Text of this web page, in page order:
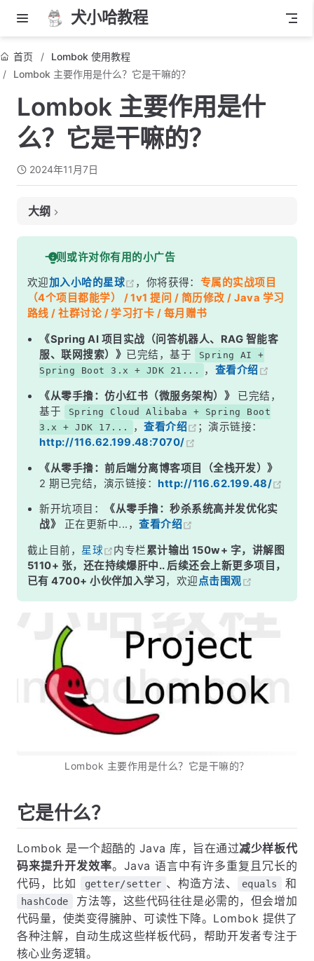
犬小哈教程
首页
Lombok 使用教程
Lombok 主要作用是什么？它是干嘛的？
Lombok 主要作用是什
么？它是干嘛的？
2024年11月7日
大纲
它是什么？
主要作用
常用注解
使用示例
局限性与注意事项
总结
一则或许对你有用的小广告
欢迎加入小哈的星球 ，你将获得： 专属的实战项目
（4个项目都能学） / 1v1 提问 / 简历修改 / Java 学习
路线 / 社群讨论 / 学习打卡 / 每月赠书
《Spring AI 项目实战（问答机器人、RAG 智能客
服、联网搜索）》 已完结，基于
Spring AI +
Spring Boot 3.x + JDK 21...
， 查看介绍
《从零手撸：仿小红书（微服务架构）》
已完结，
基于
Spring Cloud Alibaba + Spring Boot
3.x + JDK 17...
，查看介绍
；演示链接：
http://116.62.199.48:7070/
《从零手撸：前后端分离博客项目（全栈开发）》
2 期已完结，演示链接：http://116.62.199.48/
新开坑项目：
《从零手撸：秒杀系统高并发优化实
战》
正在更新中...，查看介绍
截止目前， 星球 内专栏累计输出 150w+ 字，讲解图
5110+ 张，还在持续爆肝中.. 后续还会上新更多项目，
已有 4700+ 小伙伴加入学习，欢迎点击围观
Lombok 主要作用是什么？它是干嘛的？
它是什么？
Lombok 是一个超酷的 Java 库，旨在通过减少样板代
码来提升开发效率。Java 语言中有许多重复且冗长的
代码，比如
getter/setter 、构造方法、 equals 和
hashCode
方法等，这些代码往往是必需的，但会增加
代码量，使类变得臃肿、可读性下降。Lombok 提供了
各种注解，自动生成这些样板代码，帮助开发者专注于
核心业务逻辑。